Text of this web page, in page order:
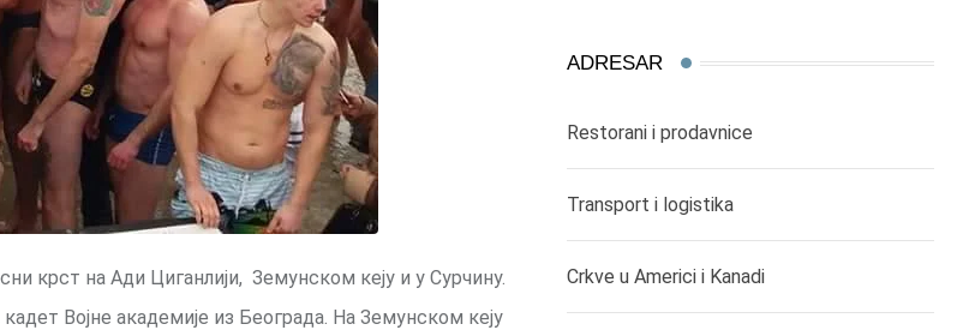
крст на Ади Циганлији, Земунском кеју и у Сурчину.
Војне академије из Београда. На Земунском кеју
ADRESAR
Restorani i prodavnice
Transport i logistika
Crkve u Americi i Kanadi